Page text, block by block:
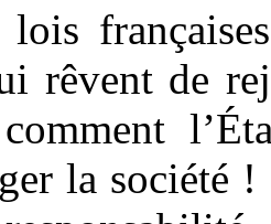
rêvent de
la société